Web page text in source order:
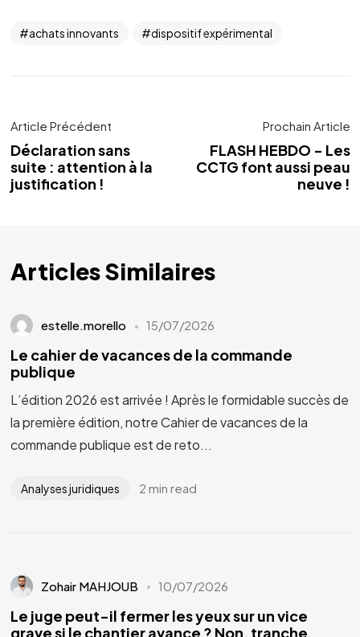
achats innovants dispositif expérimental
Article Précédent
Déclaration sans
suite : attention à la
justification !
Prochain Article
FLASH HEBDO - Les
CCTG font aussi peau
neuve !
Articles Similaires
estelle.morello 15/07/2026
Le cahier de vacances de la commande
publique
L’édition 2026 est arrivée ! Après le formidable succès de
la première édition, notre Cahier de vacances de la
commande publique est de reto...
Analyses juridiques 2 min read
Zohair MAHJOUB 10/07/2026
Le juge peut-il fermer les yeux sur un vice
grave si le chantier avance ? Non, tranche